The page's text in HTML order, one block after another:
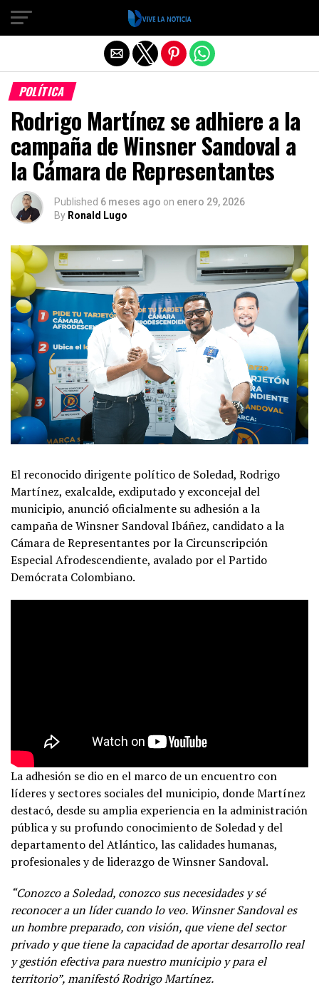
POLÍTICA
Rodrigo Martínez se adhiere a la
campaña de Winsner Sandoval a
la Cámara de Representantes
Published 6 meses ago on enero 29, 2026
By Ronald Lugo
El reconocido dirigente político de Soledad, Rodrigo
Martínez, exalcalde, exdiputado y exconcejal del
municipio, anunció oficialmente su adhesión a la
campaña de Winsner Sandoval Ibáñez, candidato a la
Cámara de Representantes por la Circunscripción
Especial Afrodescendiente, avalado por el Partido
Demócrata Colombiano.
La adhesión se dio en el marco de un encuentro con
líderes y sectores sociales del municipio, donde Martínez
destacó, desde su amplia experiencia en la administración
pública y su profundo conocimiento de Soledad y del
departamento del Atlántico, las calidades humanas,
profesionales y de liderazgo de Winsner Sandoval.
“Conozco a Soledad, conozco sus necesidades y sé
reconocer a un líder cuando lo veo. Winsner Sandoval es
un hombre preparado, con visión, que viene del sector
privado y que tiene la capacidad de aportar desarrollo real
y gestión efectiva para nuestro municipio y para el
territorio”, manifestó Rodrigo Martínez.
Salir de la versión móvil